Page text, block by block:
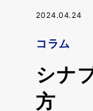
2024.04.24
コラム
シナ
方